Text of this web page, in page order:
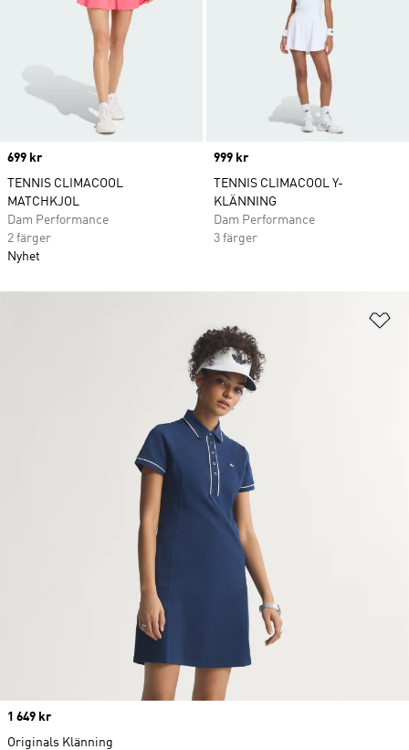
Price
699 kr
TENNIS CLIMACOOL
MATCHKJOL
Dam Performance
2 färger
Nyhet
Price
999 kr
TENNIS CLIMACOOL Y-
KLÄNNING
Dam Performance
3 färger
Price
1 649 kr
Originals Klänning